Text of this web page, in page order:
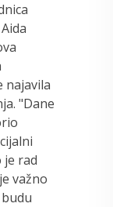
najavila
"Dane
je rad
važno